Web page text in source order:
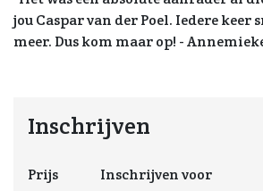
jou Caspar van der Poel. Iedere keer
meer. Dus kom maar op! -
Inschrijven
Prijs Inschrijven voor